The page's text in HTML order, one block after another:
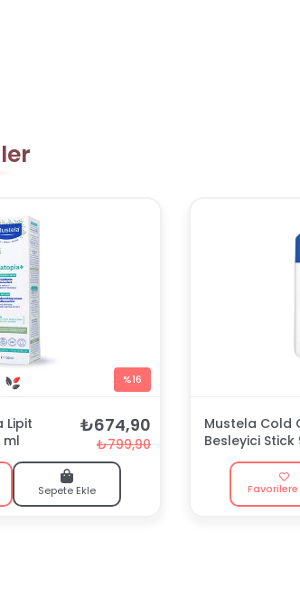
%16
Lipit
ml
₺674,90
₺799,90
Sepete Ekle
Mustela Cold
Besleyici Stick
Favorilere